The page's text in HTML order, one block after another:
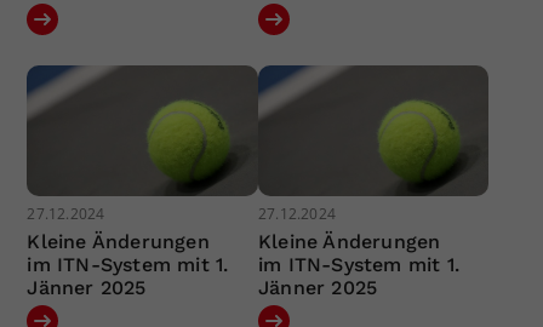
27.12.2024
Kleine Änderungen
im ITN-System mit 1.
Jänner 2025
27.12.2024
Kleine Änderungen
im ITN-System mit 1.
Jänner 2025